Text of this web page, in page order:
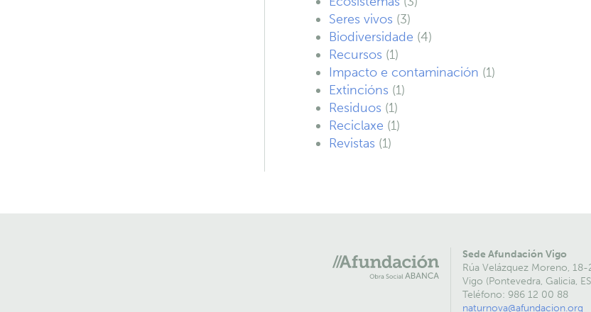
Seres vivos (3)
Biodiversidade (4)
Recursos (1)
Impacto e contaminación (1)
Extincións (1)
Residuos (1)
Reciclaxe (1)
Revistas (1)
Sede Afundación Vigo
Rúa Velázquez Moreno, 18-
Vigo (Pontevedra, Galicia,
Teléfono: 986 12 00 88
naturnova@afundacion.org